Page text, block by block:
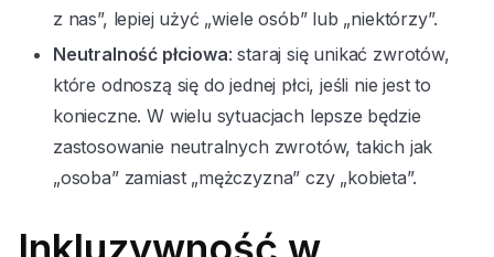
z nas”, lepiej użyć „wiele osób” lub „niektórzy”.
Neutralność płciowa: staraj się unikać zwrotów,
które odnoszą się do jednej płci, jeśli nie jest to
konieczne. W wielu sytuacjach lepsze będzie
zastosowanie neutralnych zwrotów, takich jak
„osoba” zamiast „mężczyzna” czy „kobieta”.